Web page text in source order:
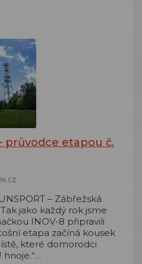
průvodce etapou č.
– Zábřežská
jako každý rok jsme
INOV-8 připravili
etapa začíná kousek
které domorodci
hnoje.“…